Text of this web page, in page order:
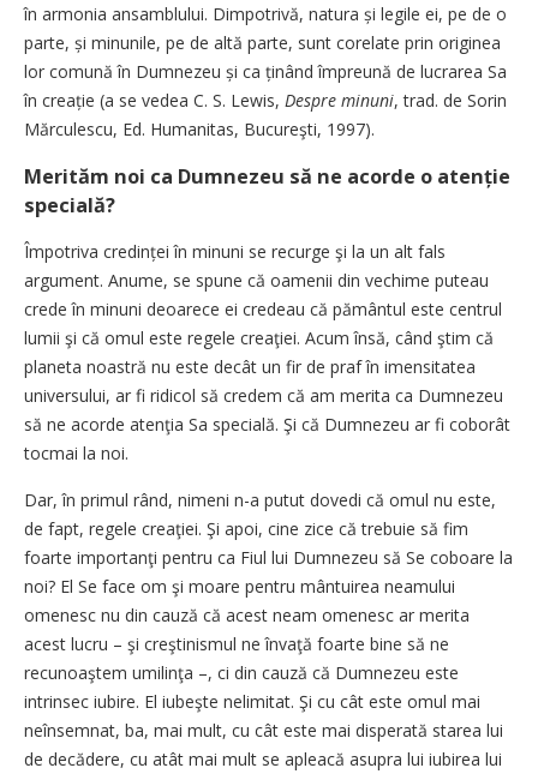
în armonia ansamblului. Dimpotrivă, natura și legile ei, pe de o
parte, și minunile, pe de altă parte, sunt corelate prin originea
lor comună în Dumnezeu și ca ținând împreună de lucrarea Sa
în creație (a se vedea C. S. Lewis, Despre minuni, trad. de Sorin
Mărculescu, Ed. Humani­tas, Bucureşti, 1997).
Merităm noi ca Dumnezeu să ne acorde o atenție
specială?
Împotriva credinței în minuni se recurge şi la un alt fals
argument. Anume, se spune că oamenii din vechime puteau
crede în minuni deoarece ei credeau că pământul este centrul
lumii şi că omul este regele creaţiei. Acum însă, când ştim că
planeta noastră nu este decât un fir de praf în imensitatea
universului, ar fi ridicol să credem că am merita ca Dumnezeu
să ne acorde atenţia Sa specială. Şi că Dumnezeu ar fi coborât
tocmai la noi.
Dar, în primul rând, nimeni n-a putut dovedi că omul nu este,
de fapt, regele creaţiei. Şi apoi, cine zice că trebuie să fim
foarte importanţi pentru ca Fiul lui Dumnezeu să Se coboare la
noi? El Se face om şi moare pentru mântuirea neamului
omenesc nu din cauză că acest neam omenesc ar merita
acest lucru – şi creştinismul ne învaţă foarte bine să ne
recunoaştem umilinţa –, ci din cauză că Dumnezeu este
intrinsec iubire. El iubeşte nelimitat. Şi cu cât este omul mai
neînsemnat, ba, mai mult, cu cât este mai disperată starea lui
de decădere, cu atât mai mult se apleacă asupra lui iubirea lui